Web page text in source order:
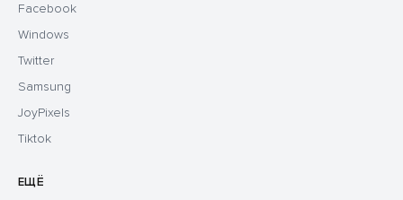
Facebook
Windows
Twitter
Samsung
JoyPixels
Tiktok
ЕЩЁ